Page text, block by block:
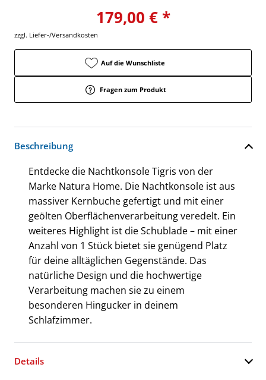
179,00 € *
zzgl. Liefer-/Versandkosten
Auf die Wunschliste
Fragen zum Produkt
Beschreibung
Entdecke die Nachtkonsole Tigris von der
Marke Natura Home. Die Nachtkonsole ist aus
massiver Kernbuche gefertigt und mit einer
geölten Oberflächenverarbeitung veredelt. Ein
weiteres Highlight ist die Schublade – mit einer
Anzahl von 1 Stück bietet sie genügend Platz
für deine alltäglichen Gegenstände. Das
natürliche Design und die hochwertige
Verarbeitung machen sie zu einem
besonderen Hingucker in deinem
Schlafzimmer.
Details